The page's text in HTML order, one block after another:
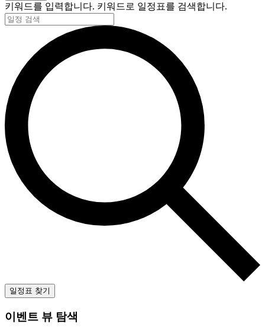
키워드를 입력합니다. 키워드로 일정표를 검색합니다.
일정표 찾기
이벤트 뷰 탐색